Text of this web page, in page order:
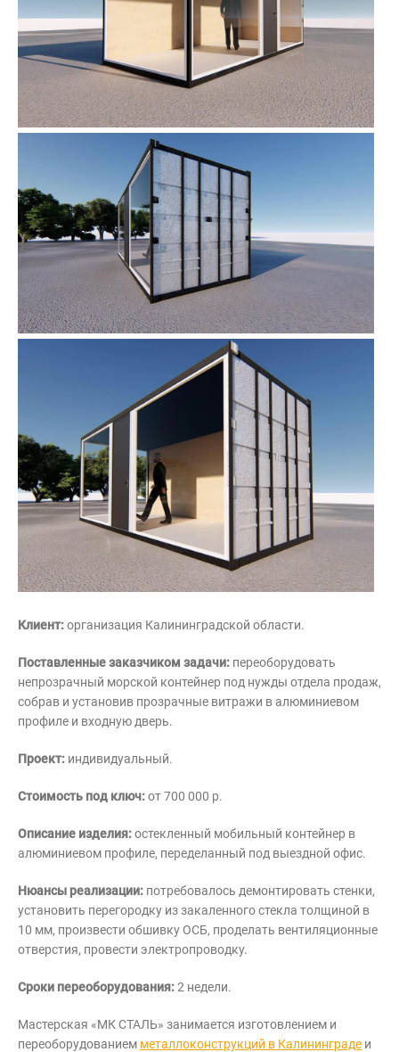
Клиент:организация Калининградской области.
Поставленные заказчиком задачи: переоборудовать
непрозрачный морской контейнер под нужды отдела продаж,
собрав и установив прозрачные витражи в алюминиевом
профиле и входную дверь.
Проект: индивидуальный.
Стоимость под ключ:от 700 000 р.
Описание изделия:остекленный мобильный контейнер в
алюминиевом профиле, переделанный под выездной офис.
Нюансы реализации: потребовалось демонтировать стенки,
установить перегородку из закаленного стекла толщиной в
10 мм, произвести обшивку ОСБ, проделать вентиляционные
отверстия, провести электропроводку.
Сроки переоборудования:2 недели.
Мастерская «МК СТАЛЬ» занимается изготовлением и
переоборудованием металлоконструкций в Калининграде и